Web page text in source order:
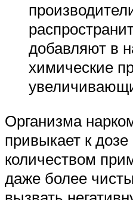
добавляют в
химические
Организма
привыкает к
количеством
даже более